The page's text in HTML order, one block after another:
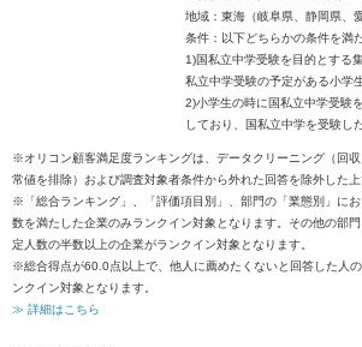
地域：東海（岐阜県、静岡県、
条件：以下どちらかの条件を満
1)国私立中学受験を目的とする
私立中学受験の予定がある小学
2)小学生の時に国私立中学受験
しており、国私立中学を受験し
※オリコン顧客満足度ランキングは、データクリーニング（回
常値を排除）および調査対象者条件から外れた回答を除外した上
※「総合ランキング」、「評価項目別」、部門の「業態別」に
数を満たした企業のみランクイン対象となります。その他の部
定人数の半数以上の企業がランクイン対象となります。
※総合得点が60.0点以上で、他人に薦めたくないと回答した人
ンクイン対象となります。
≫ 詳細はこちら